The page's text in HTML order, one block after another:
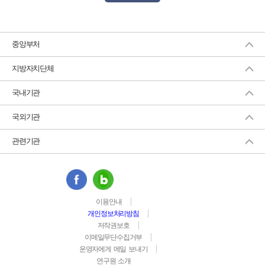
중앙부처
지방자치단체
국내기관
국외기관
관련기관
이용안내
개인정보처리방침
저작권보호
이메일무단수집거부
운영자에게 메일 보내기
연구원 소개